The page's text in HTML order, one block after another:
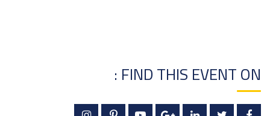
FIND THIS EVENT ON :